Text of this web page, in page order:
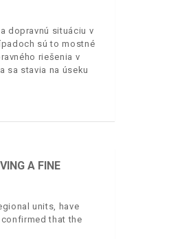
dopravnú situáciu v
sú to mostné
riešenia v
sa stavia na úseku
A FINE
units, have
that the